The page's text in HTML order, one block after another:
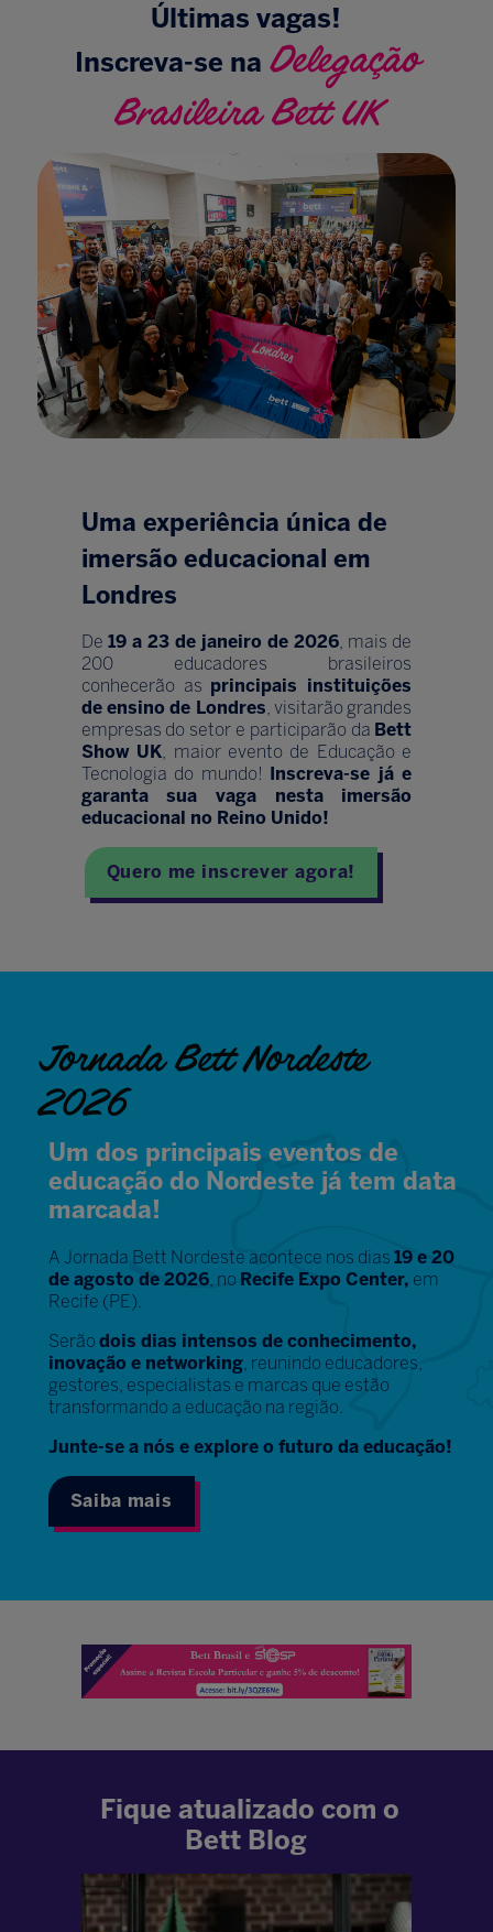
Últimas vagas!
Inscreva-se na Delegação
Brasileira Bett UK
Uma experiência única de
imersão educacional em
Londres
De 19 a 23 de janeiro de 2026, mais de
200 educadores brasileiros
conhecerão as principais instituições
de ensino de Londres, visitarão grandes
empresas do setor e participarão da Bett
Show UK, maior evento de Educação e
Tecnologia do mundo! Inscreva-se já e
garanta sua vaga nesta imersão
educacional no Reino Unido!
Quero me inscrever agora!
Jornada Bett Nordeste
2026
Um dos principais eventos de
educação do Nordeste já tem data
marcada!
A Jornada Bett Nordeste acontece nos dias 19 e 20
de agosto de 2026, no Recife Expo Center, em
Recife (PE).
Serão dois dias intensos de conhecimento,
inovação e networking, reunindo educadores,
gestores, especialistas e marcas que estão
transformando a educação na região.
Junte-se a nós e explore o futuro da educação!
Saiba mais
Fique atualizado com o
Bett Blog